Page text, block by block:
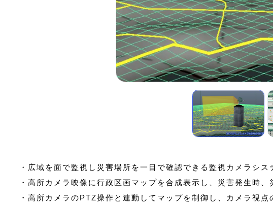
・広域を面で監視し災害場所を一目で確認できる監視カメラシス
・高所カメラ映像に行政区画マップを合成表示し、災害発生時
・高所カメラのPTZ操作と連動してマップを制御し、カメラ視